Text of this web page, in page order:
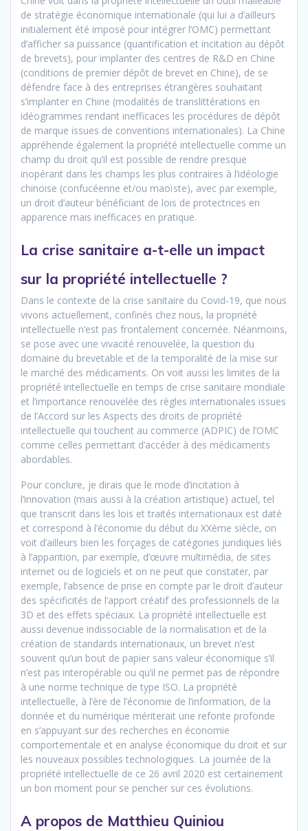
de stratégie économique internationale (qui lui a d’ailleurs
initialement été imposé pour intégrer l’OMC) permettant
d’afficher sa puissance (quantification et incitation au dépôt
de brevets), pour implanter des centres de R&D en Chine
(conditions de premier dépôt de brevet en Chine), de se
défendre face à des entreprises étrangères souhaitant
s’implanter en Chine (modalités de translittérations en
idéogrammes rendant inefficaces les procédures de dépôt
de marque issues de conventions internationales). La Chine
appréhende également la propriété intellectuelle comme un
champ du droit qu’il est possible de rendre presque
inopérant dans les champs les plus contraires à l’idéologie
chinoise (confucéenne et/ou maoïste), avec par exemple,
un droit d’auteur bénéficiant de lois de protectrices en
apparence mais inefficaces en pratique.
La crise sanitaire a-t-elle un impact
sur la propriété intellectuelle ?
Dans le contexte de la crise sanitaire du Covid-19, que nous
vivons actuellement, confinés chez nous, la propriété
intellectuelle n’est pas frontalement concernée. Néanmoins,
se pose avec une vivacité renouvelée, la question du
domaine du brevetable et de la temporalité de la mise sur
le marché des médicaments. On voit aussi les limites de la
propriété intellectuelle en temps de crise sanitaire mondiale
et l’importance renouvelée des règles internationales issues
de l’Accord sur les Aspects des droits de propriété
intellectuelle qui touchent au commerce (ADPIC) de l’OMC
comme celles permettant d’accéder à des médicaments
abordables.
Pour conclure, je dirais que le mode d’incitation à
l’innovation (mais aussi à la création artistique) actuel, tel
que transcrit dans les lois et traités internationaux est daté
et correspond à l’économie du début du XXème siècle, on
voit d’ailleurs bien les forçages de catégories juridiques liés
à l’apparition, par exemple, d’œuvre multimédia, de sites
internet ou de logiciels et on ne peut que constater, par
exemple, l’absence de prise en compte par le droit d’auteur
des spécificités de l’apport créatif des professionnels de la
3D et des effets spéciaux. La propriété intellectuelle est
aussi devenue indissociable de la normalisation et de la
création de standards internationaux, un brevet n’est
souvent qu’un bout de papier sans valeur économique s’il
n’est pas interopérable ou qu’il ne permet pas de répondre
à une norme technique de type ISO. La propriété
intellectuelle, à l’ère de l’économie de l’information, de la
donnée et du numérique mériterait une refonte profonde
en s’appuyant sur des recherches en économie
comportementale et en analyse économique du droit et sur
les nouveaux possibles technologiques. La journée de la
propriété intellectuelle de ce 26 avril 2020 est certainement
un bon moment pour se pencher sur ces évolutions.
A propos de Matthieu Quiniou